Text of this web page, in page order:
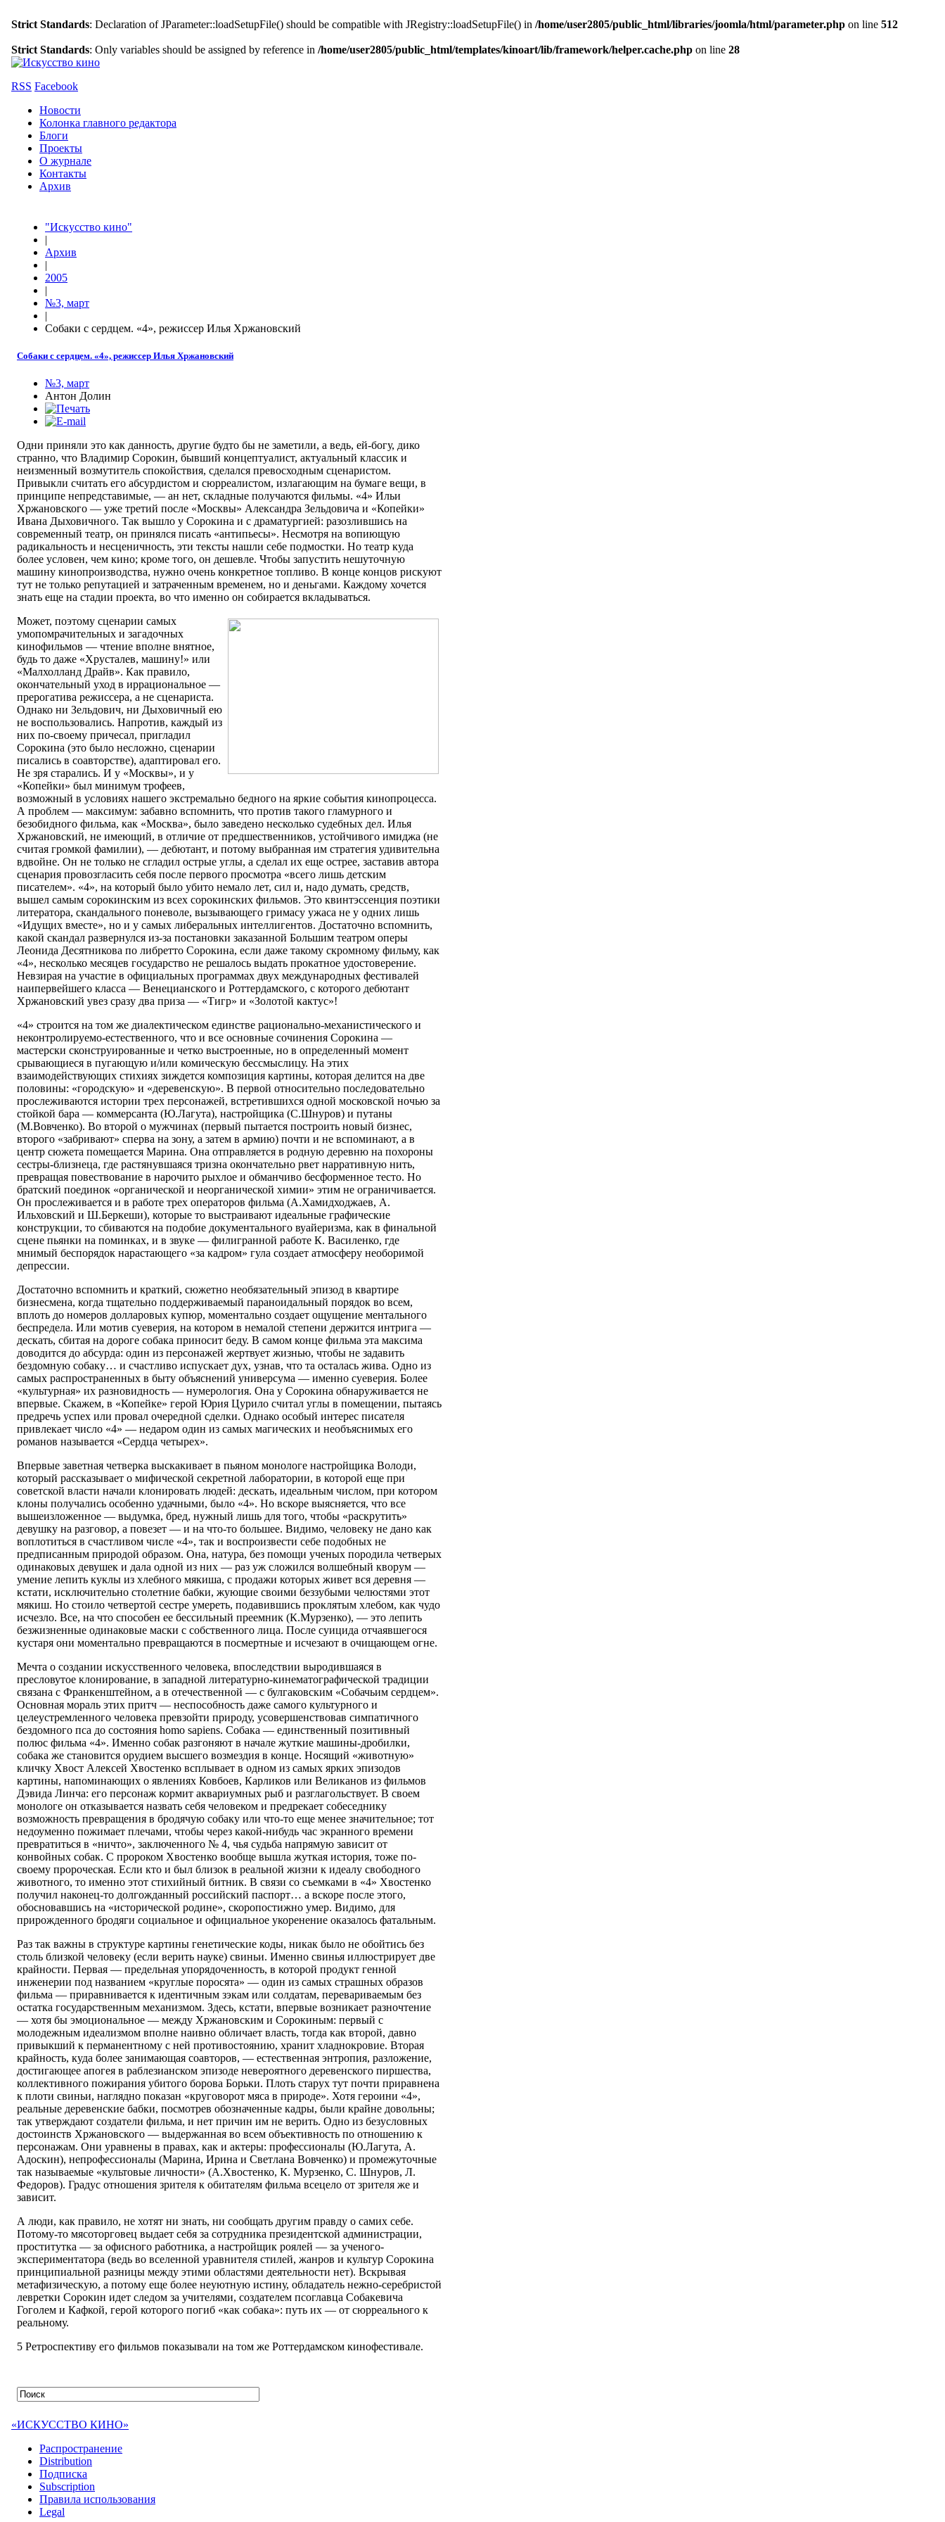
Strict Standards: Declaration of JParameter::loadSetupFile() should be compatible with JRegistry::loadSetupFile() in /home/user2805/public_html/libraries/joomla/html/parameter.php on line 512
Strict Standards: Only variables should be assigned by reference in /home/user2805/public_html/templates/kinoart/lib/framework/helper.cache.php on line 28
RSS Facebook
Новости
Колонка главного редактора
Блоги
Проекты
О журнале
Контакты
Архив
"Искусство кино"
|
Архив
|
2005
|
№3, март
|
Собаки с сердцем. «4», режиссер Илья Хржановский
Собаки с сердцем. «4», режиссер Илья Хржановский
№3, март
Антон Долин
Одни приняли это как данность, другие будто бы не заметили, а ведь, ей-богу, дико
странно, что Владимир Сорокин, бывший концептуалист, актуальный классик и
неизменный возмутитель спокойствия, сделался превосходным сценаристом.
Привыкли считать его абсурдистом и сюрреалистом, излагающим на бумаге вещи, в
принципе непредставимые, — ан нет, складные получаются фильмы. «4» Ильи
Хржановского — уже третий после «Москвы» Александра Зельдовича и «Копейки»
Ивана Дыховичного. Так вышло у Сорокина и с драматургией: разозлившись на
современный театр, он принялся писать «антипьесы». Несмотря на вопиющую
радикальность и несценичность, эти тексты нашли себе подмостки. Но театр куда
более условен, чем кино; кроме того, он дешевле. Чтобы запустить нешуточную
машину кинопроизводства, нужно очень конкретное топливо. В конце концов рискуют
тут не только репутацией и затраченным временем, но и деньгами. Каждому хочется
знать еще на стадии проекта, во что именно он собирается вкладываться.
Может, поэтому сценарии самых
умопомрачительных и загадочных
кинофильмов — чтение вполне внятное,
будь то даже «Хрусталев, машину!» или
«Малхолланд Драйв». Как правило,
окончательный уход в иррациональное —
прерогатива режиссера, а не сценариста.
Однако ни Зельдович, ни Дыховичный ею
не воспользовались. Напротив, каждый из
них по-своему причесал, пригладил
Сорокина (это было несложно, сценарии
писались в соавторстве), адаптировал его.
Не зря старались. И у «Москвы», и у
«Копейки» был минимум трофеев,
возможный в условиях нашего экстремально бедного на яркие события кинопроцесса.
А проблем — максимум: забавно вспомнить, что против такого гламурного и
безобидного фильма, как «Москва», было заведено несколько судебных дел. Илья
Хржановский, не имеющий, в отличие от предшественников, устойчивого имиджа (не
считая громкой фамилии), — дебютант, и потому выбранная им стратегия удивительна
вдвойне. Он не только не сгладил острые углы, а сделал их еще острее, заставив автора
сценария провозгласить себя после первого просмотра «всего лишь детским
писателем». «4», на который было убито немало лет, сил и, надо думать, средств,
вышел самым сорокинским из всех сорокинских фильмов. Это квинтэссенция поэтики
литератора, скандального поневоле, вызывающего гримасу ужаса не у одних лишь
«Идущих вместе», но и у самых либеральных интеллигентов. Достаточно вспомнить,
какой скандал развернулся из-за постановки заказанной Большим театром оперы
Леонида Десятникова по либретто Сорокина, если даже такому скромному фильму, как
«4», несколько месяцев государство не решалось выдать прокатное удостоверение.
Невзирая на участие в официальных программах двух международных фестивалей
наипервейшего класса — Венецианского и Роттердамского, с которого дебютант
Хржановский увез сразу два приза — «Тигр» и «Золотой кактус»!
«4» строится на том же диалектическом единстве рационально-механистического и
неконтролируемо-естественного, что и все основные сочинения Сорокина —
мастерски сконструированные и четко выстроенные, но в определенный момент
срывающиеся в пугающую и/или комическую бессмыслицу. На этих
взаимодействующих стихиях зиждется композиция картины, которая делится на две
половины: «городскую» и «деревенскую». В первой относительно последовательно
прослеживаются истории трех персонажей, встретившихся одной московской ночью за
стойкой бара — коммерсанта (Ю.Лагута), настройщика (С.Шнуров) и путаны
(М.Вовченко). Во второй о мужчинах (первый пытается построить новый бизнес,
второго «забривают» сперва на зону, а затем в армию) почти и не вспоминают, а в
центр сюжета помещается Марина. Она отправляется в родную деревню на похороны
сестры-близнеца, где растянувшаяся тризна окончательно рвет нарративную нить,
превращая повествование в нарочито рыхлое и обманчиво бесформенное тесто. Но
братский поединок «органической и неорганической химии» этим не ограничивается.
Он прослеживается и в работе трех операторов фильма (А.Хамидходжаев, А.
Ильховский и Ш.Беркеши), которые то выстраивают идеальные графические
конструкции, то сбиваются на подобие документального вуайеризма, как в финальной
сцене пьянки на поминках, и в звуке — филигранной работе К. Василенко, где
мнимый беспорядок нарастающего «за кадром» гула создает атмосферу необоримой
депрессии.
Достаточно вспомнить и краткий, сюжетно необязательный эпизод в квартире
бизнесмена, когда тщательно поддерживаемый параноидальный порядок во всем,
вплоть до номеров долларовых купюр, моментально создает ощущение ментального
беспредела. Или мотив суеверия, на котором в немалой степени держится интрига —
дескать, сбитая на дороге собака приносит беду. В самом конце фильма эта максима
доводится до абсурда: один из персонажей жертвует жизнью, чтобы не задавить
бездомную собаку… и счастливо испускает дух, узнав, что та осталась жива. Одно из
самых распространенных в быту объяснений универсума — именно суеверия. Более
«культурная» их разновидность — нумерология. Она у Сорокина обнаруживается не
впервые. Скажем, в «Копейке» герой Юрия Цурило считал углы в помещении, пытаясь
предречь успех или провал очередной сделки. Однако особый интерес писателя
привлекает число «4» — недаром один из самых магических и необъяснимых его
романов называется «Сердца четырех».
Впервые заветная четверка выскакивает в пьяном монологе настройщика Володи,
который рассказывает о мифической секретной лаборатории, в которой еще при
советской власти начали клонировать людей: дескать, идеальным числом, при котором
клоны получались особенно удачными, было «4». Но вскоре выясняется, что все
вышеизложенное — выдумка, бред, нужный лишь для того, чтобы «раскрутить»
девушку на разговор, а повезет — и на что-то большее. Видимо, человеку не дано как
воплотиться в счастливом числе «4», так и воспроизвести себе подобных не
предписанным природой образом. Она, натура, без помощи ученых породила четверых
одинаковых девушек и дала одной из них — раз уж сложился волшебный кворум —
умение лепить куклы из хлебного мякиша, с продажи которых живет вся деревня —
кстати, исключительно столетние бабки, жующие своими беззубыми челюстями этот
мякиш. Но стоило четвертой сестре умереть, подавившись проклятым хлебом, как чудо
исчезло. Все, на что способен ее бессильный преемник (К.Мурзенко), — это лепить
безжизненные одинаковые маски с собственного лица. После суицида отчаявшегося
кустаря они моментально превращаются в посмертные и исчезают в очищающем огне.
Мечта о создании искусственного человека, впоследствии выродившаяся в
пресловутое клонирование, в западной литературно-кинематографической традиции
связана с Франкенштейном, а в отечественной — с булгаковским «Собачьим сердцем».
Основная мораль этих притч — неспособность даже самого культурного и
целеустремленного человека превзойти природу, усовершенствовав симпатичного
бездомного пса до состояния homo sapiens. Собака — единственный позитивный
полюс фильма «4». Именно собак разгоняют в начале жуткие машины-дробилки,
собака же становится орудием высшего возмездия в конце. Носящий «животную»
кличку Хвост Алексей Хвостенко всплывает в одном из самых ярких эпизодов
картины, напоминающих о явлениях Ковбоев, Карликов или Великанов из фильмов
Дэвида Линча: его персонаж кормит аквариумных рыб и разглагольствует. В своем
монологе он отказывается назвать себя человеком и предрекает собеседнику
возможность превращения в бродячую собаку или что-то еще менее значительное; тот
недоуменно пожимает плечами, чтобы через какой-нибудь час экранного времени
превратиться в «ничто», заключенного № 4, чья судьба напрямую зависит от
конвойных собак. С пророком Хвостенко вообще вышла жуткая история, тоже по-
своему пророческая. Если кто и был близок в реальной жизни к идеалу свободного
животного, то именно этот стихийный битник. В связи со съемками в «4» Хвостенко
получил наконец-то долгожданный российский паспорт… а вскоре после этого,
обосновавшись на «исторической родине», скоропостижно умер. Видимо, для
прирожденного бродяги социальное и официальное укоренение оказалось фатальным.
Раз так важны в структуре картины генетические коды, никак было не обойтись без
столь близкой человеку (если верить науке) свиньи. Именно свинья иллюстрирует две
крайности. Первая — предельная упорядоченность, в которой продукт генной
инженерии под названием «круглые поросята» — один из самых страшных образов
фильма — приравнивается к идентичным зэкам или солдатам, перевариваемым без
остатка государственным механизмом. Здесь, кстати, впервые возникает разночтение
— хотя бы эмоциональное — между Хржановским и Сорокиным: первый с
молодежным идеализмом вполне наивно обличает власть, тогда как второй, давно
привыкший к перманентному с ней противостоянию, хранит хладнокровие. Вторая
крайность, куда более занимающая соавторов, — естественная энтропия, разложение,
достигающее апогея в раблезианском эпизоде невероятного деревенского пиршества,
коллективного пожирания убитого борова Борьки. Плоть старух тут почти приравнена
к плоти свиньи, наглядно показан «круговорот мяса в природе». Хотя героини «4»,
реальные деревенские бабки, посмотрев обозначенные кадры, были крайне довольны;
так утверждают создатели фильма, и нет причин им не верить. Одно из безусловных
достоинств Хржановского — выдержанная во всем объективность по отношению к
персонажам. Они уравнены в правах, как и актеры: профессионалы (Ю.Лагута, А.
Адоскин), непрофессионалы (Марина, Ирина и Светлана Вовченко) и промежуточные
так называемые «культовые личности» (А.Хвостенко, К. Мурзенко, С. Шнуров, Л.
Федоров). Градус отношения зрителя к обитателям фильма всецело от зрителя же и
зависит.
А люди, как правило, не хотят ни знать, ни сообщать другим правду о самих себе.
Потому-то мясоторговец выдает себя за сотрудника президентской администрации,
проститутка — за офисного работника, а настройщик роялей — за ученого-
экспериментатора (ведь во вселенной уравнителя стилей, жанров и культур Сорокина
принципиальной разницы между этими областями деятельности нет). Вскрывая
метафизическую, а потому еще более неуютную истину, обладатель нежно-серебристой
левретки Сорокин идет следом за учителями, создателем псоглавца Собакевича
Гоголем и Кафкой, герой которого погиб «как собака»: путь их — от сюрреального к
реальному.
5 Ретроспективу его фильмов показывали на том же Роттердамском кинофестивале.
«ИСКУССТВО КИНО»
Распространение
Distribution
Подписка
Subscription
Правила использования
Legal